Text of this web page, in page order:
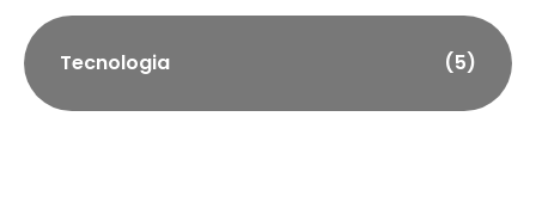
Tecnologia (5)